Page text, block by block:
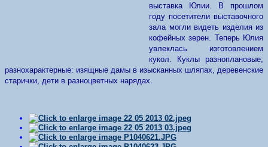
выставка Юлии. В прошлом
году посетители выставочного
зала могли видеть изделия из
кофейных зерен. Теперь Юлия
увлеклась изготовлением
кукол. Куклы разноплановые,
разнохарактерные: изящные дамы в изысканных шляпах, деревенские
старички, дети в разноцветных нарядах.